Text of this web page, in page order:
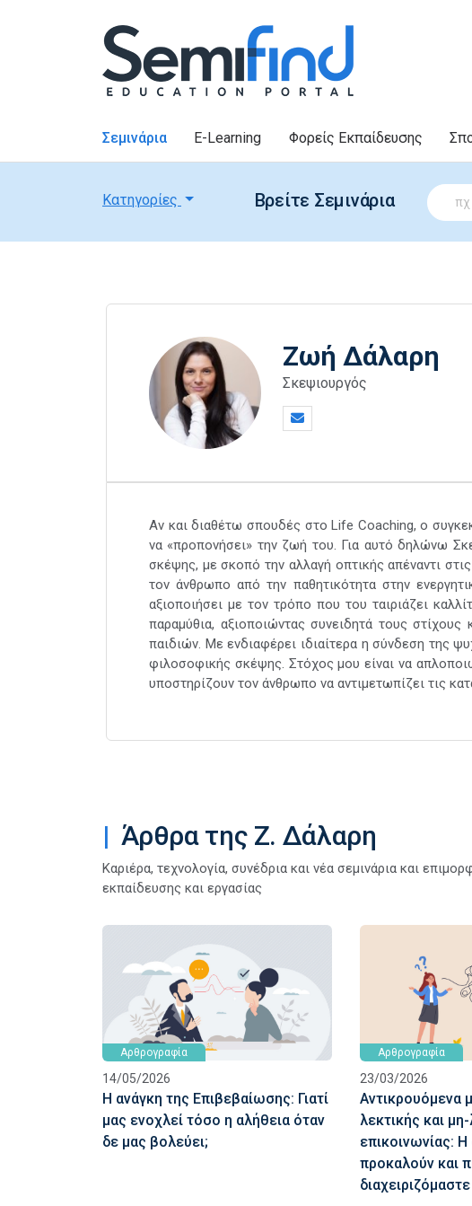
Σεμινάρια E-Learning Φορείς Εκπαίδευσης
Κατηγορίες Βρείτε Σεμινάρια
Ζωή Δάλαρη
Σκεψιουργός
Αν και διαθέτω σπουδές στο Life Coaching, ο
να «προπονήσει» την ζωή του. Για αυτό δηλώνω
σκέψης, με σκοπό την αλλαγή οπτικής απέναντι
τον άνθρωπο από την παθητικότητα στην
αξιοποιήσει με τον τρόπο που του ταιριάζει
παραμύθια, αξιοποιώντας συνειδητά τους
παιδιών. Με ενδιαφέρει ιδιαίτερα η σύνδεση της
φιλοσοφικής σκέψης. Στόχος μου είναι να
υποστηρίζουν τον άνθρωπο να αντιμετωπίζει τις
Άρθρα της Ζ. Δάλαρη
Καριέρα, τεχνολογία, συνέδρια και νέα σεμινάρια και
εκπαίδευσης και εργασίας
Αρθρογραφία
14/05/2026
Η ανάγκη της Επιβεβαίωσης: Γιατί
μας ενοχλεί τόσο η αλήθεια όταν
δε μας βολεύει;
Αρθρογραφία
23/03/2026
Αντικρουόμενα
λεκτικής και
επικοινωνίας:
προκαλούν και
διαχειριζόμαστε